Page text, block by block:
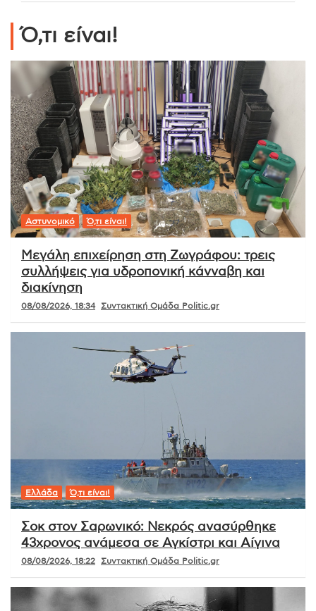
Ό,τι είναι!
Αστυνομικό Ό,τι είναι!
Μεγάλη επιχείρηση στη Ζωγράφου: τρεις
συλλήψεις για υδροπονική κάνναβη και
διακίνηση
08/08/2026, 18:34 Συντακτική Ομάδα Politic.gr
Ελλάδα Ό,τι είναι!
Σοκ στον Σαρωνικό: Νεκρός ανασύρθηκε
43χρονος ανάμεσα σε Αγκίστρι και Αίγινα
08/08/2026, 18:22 Συντακτική Ομάδα Politic.gr